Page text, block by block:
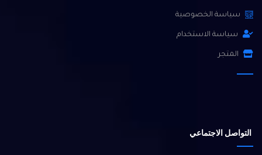
سياسة الخصوصية
سياسة الاستخدام
المتجر
التواصل الاجتماعي